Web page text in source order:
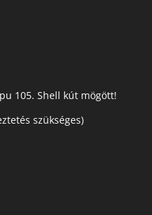
105. Shell kút mögött!
szükséges)